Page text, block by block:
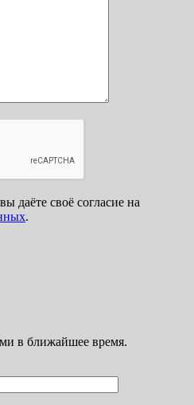
даёте своё согласие на
.
в ближайшее время.